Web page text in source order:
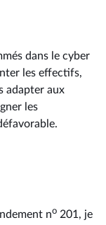
dans le cyber
les effectifs,
adapter aux
les
no 201, je